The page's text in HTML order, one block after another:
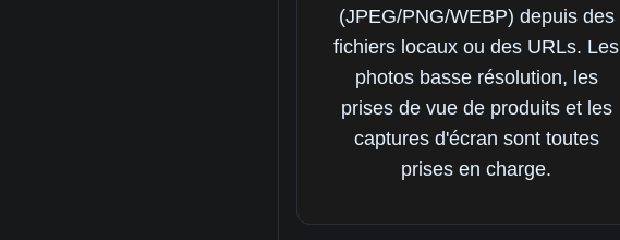
(JPEG/PNG/WEBP) depuis des
fichiers locaux ou des URLs. Les
photos basse résolution, les
prises de vue de produits et les
captures d'écran sont toutes
prises en charge.